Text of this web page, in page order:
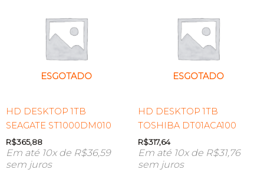
ESGOTADO
HD DESKTOP 1TB
SEAGATE ST1000DM010
R$365,88
Em até 10x de R$36,59
sem juros
ESGOTADO
HD DESKTOP 1TB
TOSHIBA DT01ACA100
R$317,64
Em até 10x de R$31,76
sem juros